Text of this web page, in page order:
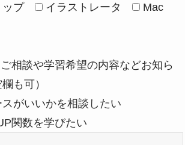
ップ
イラストレータ
Mac
相談や学習希望の内容などお知ら
も可）
スがいいかを相談したい
関数を学びたい